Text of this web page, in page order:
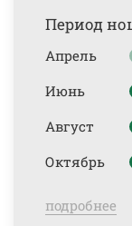
Период
Апрель
Июнь
Август
Октябрь
подробнее